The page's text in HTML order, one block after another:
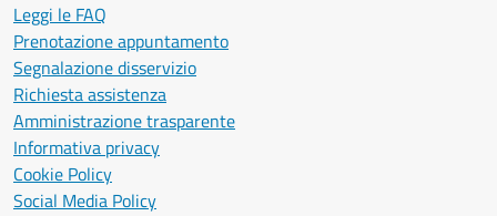
Leggi le FAQ
Prenotazione appuntamento
Segnalazione disservizio
Richiesta assistenza
Amministrazione trasparente
Informativa privacy
Cookie Policy
Social Media Policy